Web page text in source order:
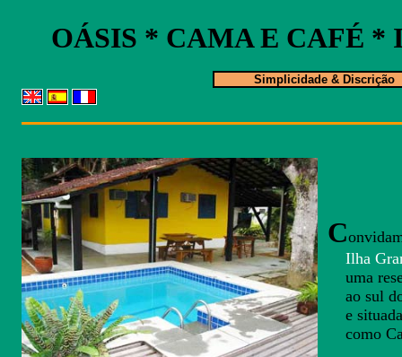
OÁSIS * CAMA E CAFÉ *
Simplicidade & Discrição
C
Ilha
uma
ao sul
e situada
como